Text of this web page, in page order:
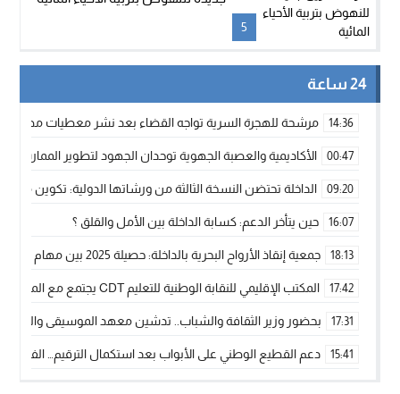
5
24 ساعة
14:36 مرشحة للهجرة السرية تواجه القضاء بعد نشر معطيات مضللة
00:47 الأكاديمية والعصبة الجهوية توحدان الجهود لتطوير الممارسة
09:20 الداخلة تحتضن النسخة الثالثة من ورشاتها الدولية: تكوين
16:07 حين يتأخر الدعم: كسابة الداخلة بين الأمل والقلق ؟
18:13 جمعية إنقاذ الأرواح البحرية بالداخلة: حصيلة 2025 بين مهام الإنقاذ ومشروع “دار البحار”
17:42 المكتب الإقليمي للنقابة الوطنية للتعليم CDT يجتمع مع المدير الإقليمي لمناقشة ملفات جوهرية لنساء ورجال التعليم
17:31 بحضور وزير الثقافة والشباب.. تدشين معهد الموسيقى والفنون
15:41 دعم القطيع الوطني على الأبواب بعد استكمال الترقيم…